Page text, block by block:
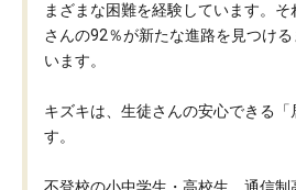
まざまな困難を経験しています。
さんの92％が新たな進路を見つけ
います。
キズキは、生徒さんの安心できる「
す。